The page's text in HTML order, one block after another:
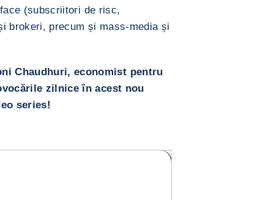
(subscriitori de risc,
brokeri, precum și mass-media și
Chaudhuri, economist pentru
zilnice în acest nou
series!